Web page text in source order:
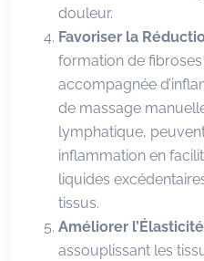
douleur.
Favoriser la
formation de
accompagnée
de massage
lymphatique,
inflammation en
liquides
tissus.
Améliorer
assouplissant les